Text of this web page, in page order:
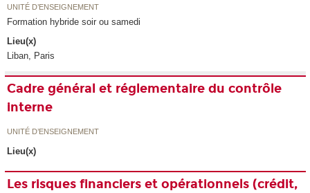
UNITÉ D’ENSEIGNEMENT
Formation hybride soir ou samedi
Lieu(x)
Liban, Paris
Cadre général et réglementaire du contrôle
interne
UNITÉ D’ENSEIGNEMENT
Lieu(x)
Les risques financiers et opérationnels (crédit,